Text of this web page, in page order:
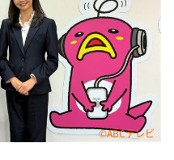
何にする？～
ン２
のミカタ
©ABCテレビ